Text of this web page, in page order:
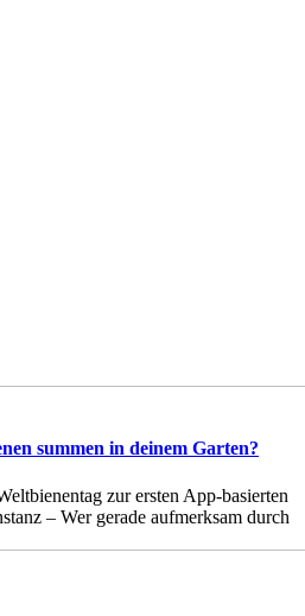
summen in deinem Garten?
zur ersten App-basierten
– Wer gerade aufmerksam durch